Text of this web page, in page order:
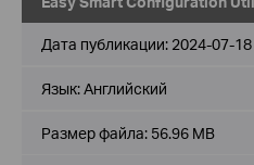
Дата публикации: 2024-07-18
Язык:Английский
Размер файла: 56.96 MB